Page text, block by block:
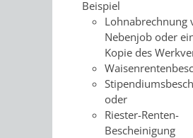
Beispiel
Lohnabrechnung
Nebenjob oder
Kopie des
oder
Riester-Renten-
Bescheinigung